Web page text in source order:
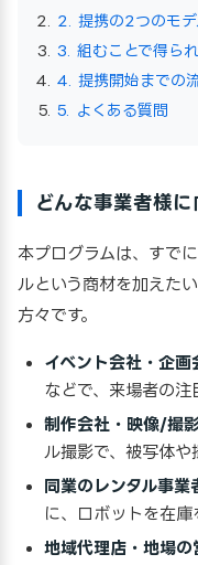
2. 提携の2つのモデ
3. 組むことで得ら
4. 提携開始までの
5. よくある質問
どんな事業者様
本プログラムは、すで
ルという商材を加えた
方々です。
イベント会社・企画
などで、来場者の
制作会社・映像/撮
ル撮影で、被写体や
同業のレンタル事業
に、ロボットを在庫
地域代理店・地場の